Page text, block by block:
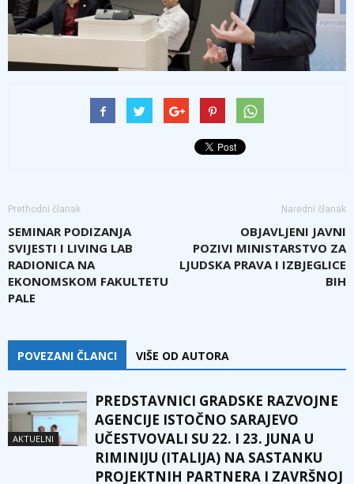
Prethodni članak
SEMINAR PODIZANJA
SVIJESTI I LIVING LAB
RADIONICA NA
EKONOMSKOM FAKULTETU
PALE
Naredni članak
OBJAVLJENI JAVNI
POZIVI MINISTARSTVO ZA
LJUDSKA PRAVA I IZBJEGLICE
BIH
POVEZANI ČLANCI VIŠE OD AUTORA
AKTUELNI
PREDSTAVNICI GRADSKE RAZVOJNE
AGENCIJE ISTOČNO SARAJEVO
UČESTVOVALI SU 22. I 23. JUNA U
RIMINIJU (ITALIJA) NA SASTANKU
PROJEKTNIH PARTNERA I ZAVRŠNOJ